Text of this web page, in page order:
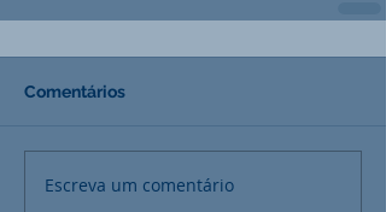
Comentários
Escreva um comentário